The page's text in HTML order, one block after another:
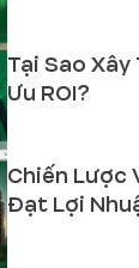
Tại Sao Xây
Ưu ROI?
Chiến Lược
Đạt Lợi